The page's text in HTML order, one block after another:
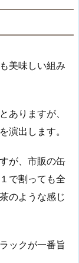
美味しい組み
ありますが、
演出します。
が、市販の缶
で割っても全
のような感じ
ックが一番旨